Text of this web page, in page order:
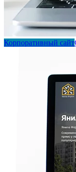
Корпоративный сайт